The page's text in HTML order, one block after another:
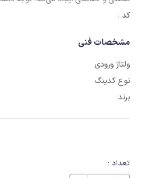
ریموت هستند!
کد :
مشخصات فنی
ولتاژ ورودی
نوع کدینگ
برند
تعداد :